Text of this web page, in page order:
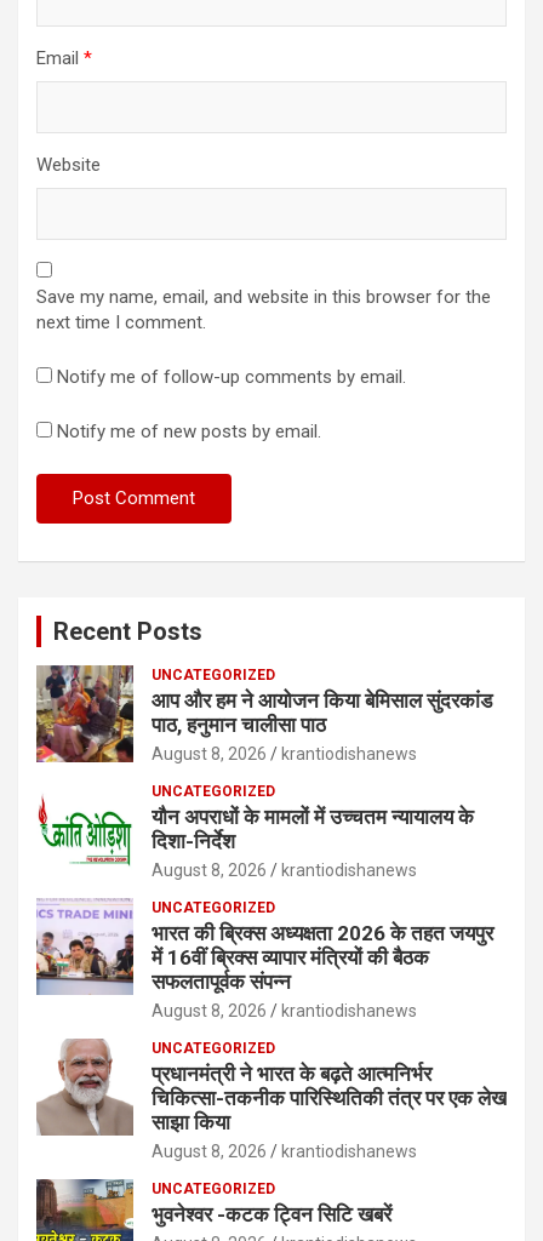
Email *
Website
Save my name, email, and website in this browser for the
next time I comment.
Notify me of follow-up comments by email.
Notify me of new posts by email.
Recent Posts
UNCATEGORIZED
आप और हम ने आयोजन किया बेमिसाल सुंदरकांड
पाठ, हनुमान चालीसा पाठ
August 8, 2026 krantiodishanews
UNCATEGORIZED
यौन अपराधों के मामलों में उच्चतम न्यायालय के
दिशा-निर्देश
August 8, 2026 krantiodishanews
UNCATEGORIZED
भारत की ब्रिक्‍स अध्यक्षता 2026 के तहत जयपुर
में 16वीं ब्रिक्‍स व्यापार मंत्रियों की बैठक
सफलतापूर्वक संपन्न
August 8, 2026 krantiodishanews
UNCATEGORIZED
प्रधानमंत्री ने भारत के बढ़ते आत्मनिर्भर
चिकित्सा-तकनीक पारिस्थितिकी तंत्र पर एक लेख
साझा किया
August 8, 2026 krantiodishanews
UNCATEGORIZED
भुवनेश्वर -कटक ट्विन सिटि खबरें